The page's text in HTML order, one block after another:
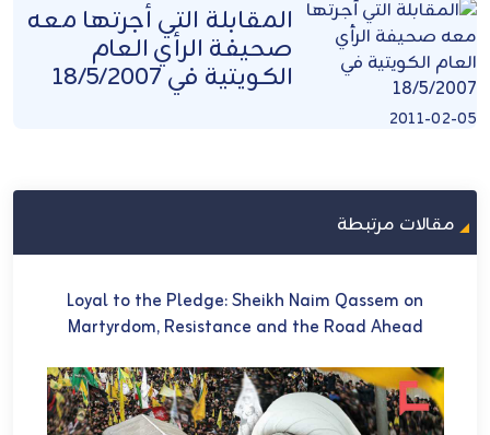
المقابلة التي أجرتها معه
صحيفة الرأي العام
الكويتية في 18/5/2007
2011-02-05
مقالات مرتبطة
Loyal to the Pledge: Sheikh Naim Qassem on
Martyrdom, Resistance and the Road Ahead